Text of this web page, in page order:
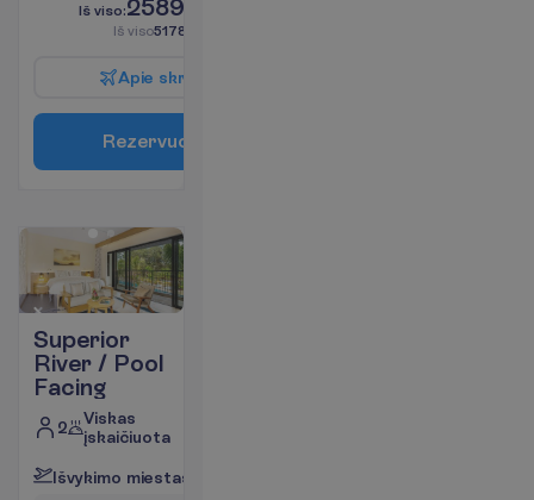
Iš viso:2589.00
Iš viso5178.00
Apie skr
Rezervuo
Superior
River / Pool
Facing
2
Viskas
įskaičiuota
Išvykimo miestas